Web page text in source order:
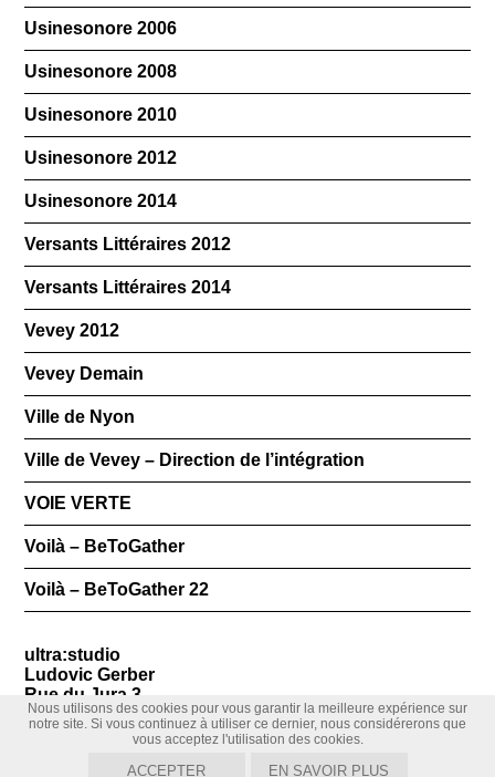
Usinesonore 2006
Usinesonore 2008
Usinesonore 2010
Usinesonore 2012
Usinesonore 2014
Versants Littéraires 2012
Versants Littéraires 2014
Vevey 2012
Vevey Demain
Ville de Nyon
Ville de Vevey – Direction de l’intégration
VOIE VERTE
Voilà – BeToGather
Voilà – BeToGather 22
ultra:studio
Ludovic Gerber
Rue du Jura 3
1800 Vevey
+41 21 922 01 25
Nous utilisons des cookies pour vous garantir la meilleure expérience sur
notre site. Si vous continuez à utiliser ce dernier, nous considérerons que
vous acceptez l'utilisation des cookies.
ACCEPTER EN SAVOIR PLUS